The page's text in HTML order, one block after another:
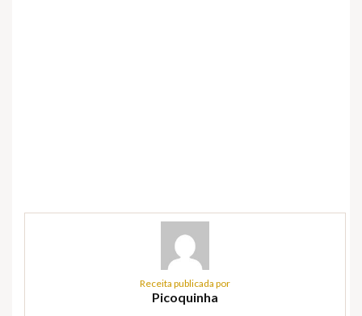
Receita publicada por
Picoquinha